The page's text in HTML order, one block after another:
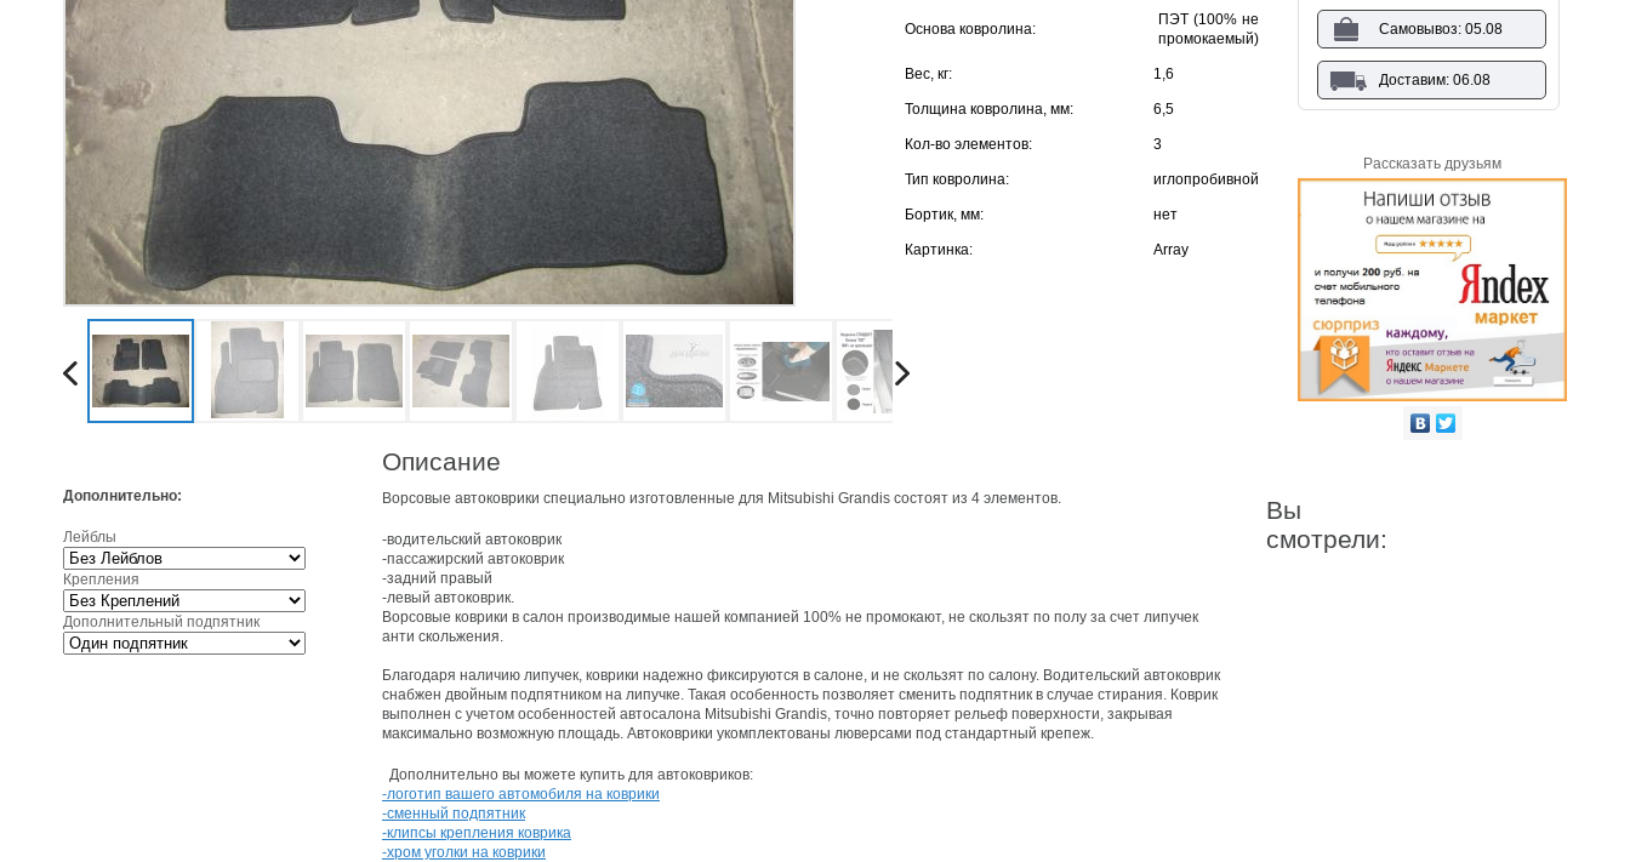
Основа ковролина:
ПЭТ (100% не
промокаемый)
Вес, кг: 1,6
Толщина ковролина, мм: 6,5
Кол-во элементов: 3
Тип ковролина: иглопробивной
Бортик, мм: нет
Картинка: Array
Дополнительно:
Лейблы
Крепления
Дополнительный подпятник
Описание
Ворсовые автоковрики специально изготовленные для Mitsubishi Grandis состоят из 4 элементов.
-водительский автоковрик
-пассажирский автоковрик
-задний правый
-левый автоковрик.
Ворсовые коврики в салон производимые нашей компанией 100% не промокают, не скользят по полу за счет липучек
анти скольжения.
Благодаря наличию липучек, коврики надежно фиксируются в салоне, и не скользят по салону. Водительский автоковрик
снабжен двойным подпятником на липучке. Такая особенность позволяет сменить подпятник в случае стирания. Коврик
выполнен с учетом особенностей автосалона Mitsubishi Grandis, точно повторяет рельеф поверхности, закрывая
максимально возможную площадь. Автоковрики укомплектованы люверсами под стандартный крепеж.
Дополнительно вы можете купить для автоковриков:
-логотип вашего автомобиля на коврики
-сменный подпятник
-клипсы крепления коврика
-хром уголки на коврики
Самовывоз: 05.08
Доставим: 06.08
Рассказать друзьям
Вы
смотрели: